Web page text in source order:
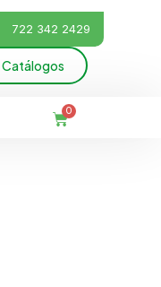
722 342 2429
Catálogos
0